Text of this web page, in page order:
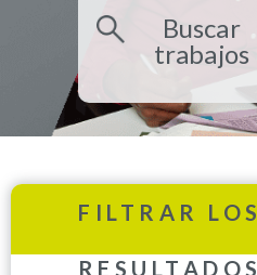
Buscar
trabajos
FILTRAR LOS
RESULTADOS